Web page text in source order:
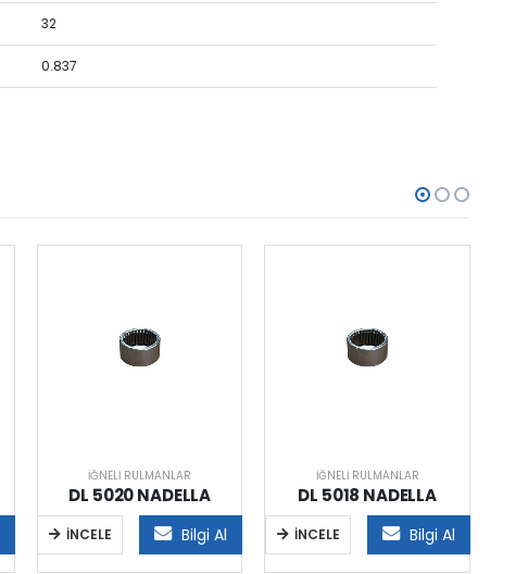
32
0.837
İĞNELI RULMANLAR
DL 5020 NADELLA
İNCELE Bilgi Al
İĞNELI RULMANLAR
DL 5018 NADELLA
İNCELE Bilgi Al